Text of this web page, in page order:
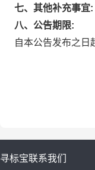
七、其他补充事宜:
八、公告期限:
自本公告发布之日
寻标宝联系我们